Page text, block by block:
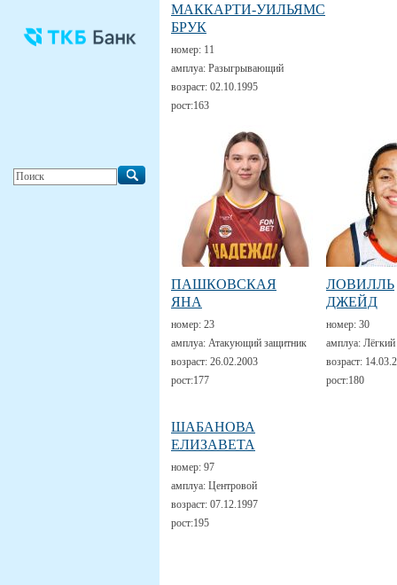
МАККАРТИ-УИЛЬЯМС
БРУК
номер: 11
амплуа: Разыгрывающий
возраст: 02.10.1995
рост:163
ПАШКОВСКАЯ
ЯНА
номер: 23
амплуа: Атакующий защитник
возраст: 26.02.2003
рост:177
ЛОВИЛЛЬ
ДЖЕЙД
номер: 30
амплуа:
возраст:
рост:180
ШАБАНОВА
ЕЛИЗАВЕТА
номер: 97
амплуа: Центровой
возраст: 07.12.1997
рост:195